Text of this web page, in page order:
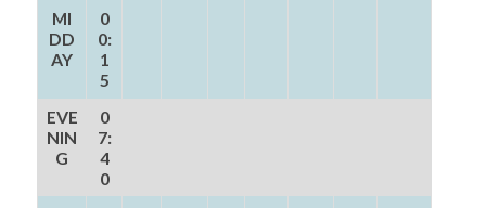
MI
DD
AY
0
0:
1
5
EVE
NIN
G
0
7:
4
0